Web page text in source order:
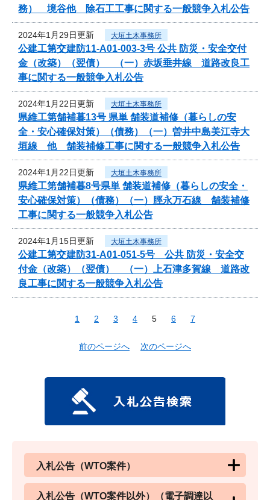
務） 境谷他 除石工工事に関する一般競争入札公告
2024年1月29日更新 大垣土木事務所
公建工第交建防11-A01-003-3号 公共 防災・安全交付
金（改築）（翌債） （一）赤坂垂井線 道路改良工
事に関する一般競争入札公告
2024年1月22日更新 大垣土木事務所
県維工第舗補暮13号 県単 舗装道補修（暮らしの安
全・安心確保対策）（債務）（一）曽井中島美江寺大
垣線 他 舗装補修工事に関する一般競争入札公告
2024年1月22日更新 大垣土木事務所
県維工第舗補暮8号県単 舗装道補修（暮らしの安全・
安心確保対策）（債務）（一）脛永万石線 舗装補修
工事に関する一般競争入札公告
2024年1月15日更新 大垣土木事務所
公建工第交建防31-A01-051-5号 公共 防災・安全交
付金（改築）（翌債） （一）上石津多賀線 道路改
良工事に関する一般競争入札公告
1 2 3 4 5 6 7
前のページへ 次のページへ
入札公告（WTO案件）
入札公告（WTO案件以外）（電子調達以